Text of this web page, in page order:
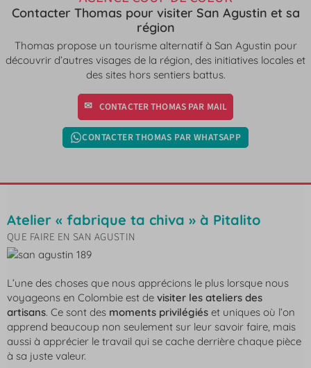
Contacter Thomas pour visiter San Agustin et sa
région
Thomas propose un tourisme alternatif à San Agustin pour
découvrir d’autres visages de la région, des initiatives locales et
des sites hors sentiers battus.
CONTACTER THOMAS PAR MAIL
CONTACTER THOMAS PAR WHATSAPP
Atelier « fabrique ta chiva » à Pitalito
QUE FAIRE EN SAN AGUSTIN
L’une des choses que nous apprécions le plus lorsque nous
voyageons en Colombie est de visiter les ateliers des
artisans. Ce sont des moments privilégiés et uniques où l’on
apprend beaucoup non seulement sur leur savoir faire, mais
aussi à apprécier le travail qui se cache derrière chaque pièce
à sa juste valeur.